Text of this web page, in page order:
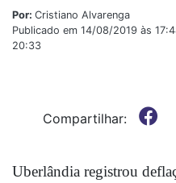
Por: Cristiano Alvarenga
Publicado em 14/08/2019 às
20:33
Compartilhar:
Uberlândia registrou